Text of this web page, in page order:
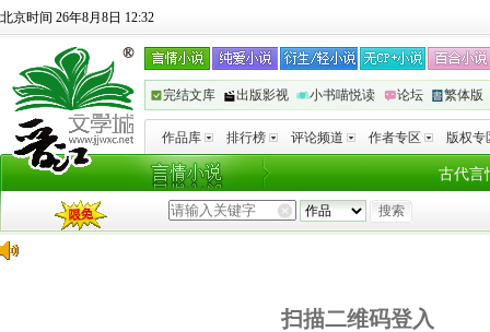
北京时间 26年8月8日 12:32
完结文库 出版影视 小书喵悦读 论坛 繁体版
作品库 排行榜 评论频道 作者专区 版权专
古代言
扫描二维码登入